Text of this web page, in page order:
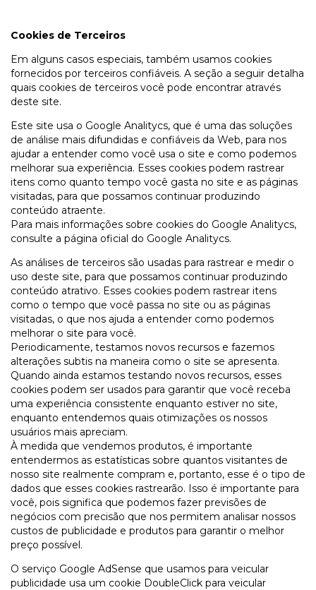
Cookies de Terceiros
Em alguns casos especiais, também usamos cookies
fornecidos por terceiros confiáveis. A seção a seguir detalha
quais cookies de terceiros você pode encontrar através
deste site.
Este site usa o Google Analitycs, que é uma das soluções
de análise mais difundidas e confiáveis da Web, para nos
ajudar a entender como você usa o site e como podemos
melhorar sua experiência. Esses cookies podem rastrear
itens como quanto tempo você gasta no site e as páginas
visitadas, para que possamos continuar produzindo
conteúdo atraente.
Para mais informações sobre cookies do Google Analitycs,
consulte a página oficial do Google Analitycs.
As análises de terceiros são usadas para rastrear e medir o
uso deste site, para que possamos continuar produzindo
conteúdo atrativo. Esses cookies podem rastrear itens
como o tempo que você passa no site ou as páginas
visitadas, o que nos ajuda a entender como podemos
melhorar o site para você.
Periodicamente, testamos novos recursos e fazemos
alterações subtis na maneira como o site se apresenta.
Quando ainda estamos testando novos recursos, esses
cookies podem ser usados para garantir que você receba
uma experiência consistente enquanto estiver no site,
enquanto entendemos quais otimizações os nossos
usuários mais apreciam.
À medida que vendemos produtos, é importante
entendermos as estatísticas sobre quantos visitantes de
nosso site realmente compram e, portanto, esse é o tipo de
dados que esses cookies rastrearão. Isso é importante para
você, pois significa que podemos fazer previsões de
negócios com precisão que nos permitem analisar nossos
custos de publicidade e produtos para garantir o melhor
preço possível.
O serviço Google AdSense que usamos para veicular
publicidade usa um cookie DoubleClick para veicular